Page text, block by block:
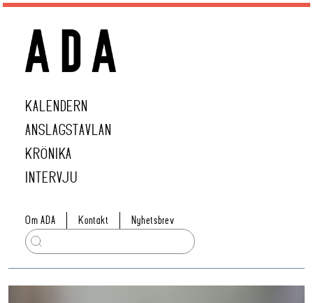
KALENDERN
ANSLAGSTAVLAN
KRÖNIKA
INTERVJU
Om ADA Kontakt Nyhetsbrev